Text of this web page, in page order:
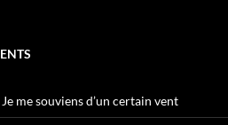
Je me souviens d’un certain vent